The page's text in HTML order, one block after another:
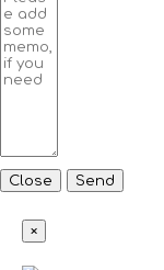
Close Send
×